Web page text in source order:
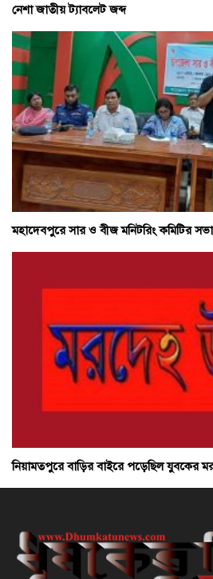
নেশা জাতীয় ট্যাবলেট জব্দ
মহাদেবপুরে সার ও বীজ মনিটরিং কমিটির
নিয়ামতপুরে বাড়ির বাইরে পড়েছিল যুবকের